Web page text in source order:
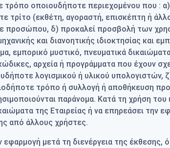
οποιουδήποτε περιεχομένου που :
τρίτο (εκθέτη, αγοραστή, επισκέπτη ή
δ) προκαλεί προσβολή των
και διανοητικής ιδιοκτησίας και
εμπορικό μυστικό, πνευματικά
αρχεία ή προγράμματα που έχουν
λογισμικού ή υλικού
τρόπο ή συλλογή ή αποθήκευση
παράνομα. Κατά τη χρήση του
της Εταιρείας ή να επηρεάσει την
από άλλους χρήστες.
εφαρμογή μετά τη διενέργεια της